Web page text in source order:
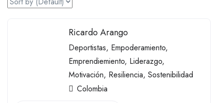
Ricardo Arango
Deportistas, Empoderamiento,
Emprendiemiento, Liderazgo,
Motivación, Resiliencia, Sostenibilidad
Colombia